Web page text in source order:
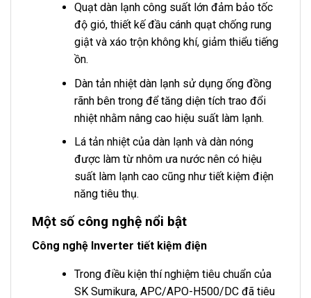
Quạt dàn lạnh công suất lớn đảm bảo tốc
độ gió, thiết kế đầu cánh quạt chống rung
giật và xáo trộn không khí, giảm thiểu tiếng
ồn.
Dàn tản nhiệt dàn lạnh sử dụng ống đồng
rãnh bên trong để tăng diện tích trao đổi
nhiệt nhằm nâng cao hiệu suất làm lạnh.
Lá tản nhiệt của dàn lạnh và dàn nóng
được làm từ nhôm ưa nước nên có hiệu
suất làm lạnh cao cũng như tiết kiệm điện
năng tiêu thụ.
Một số công nghệ nổi bật
Công nghệ Inverter tiết kiệm điện
Trong điều kiện thí nghiệm tiêu chuẩn của
SK Sumikura, APC/APO-H500/DC đã tiêu